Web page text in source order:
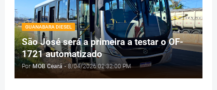
GUANABARA DIESEL
São José será a primeira a testar o OF-
1721 automatizado
Por MOB Ceará - 8/04/2026 02:32:00 PM